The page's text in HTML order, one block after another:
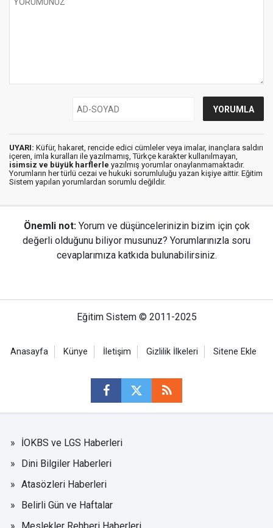
UYARI: Küfür, hakaret, rencide edici cümleler veya imalar, inançlara saldırı
içeren, imla kuralları ile yazılmamış, Türkçe karakter kullanılmayan,
isimsiz ve büyük harflerle yazılmış yorumlar onaylanmamaktadır.
Yorumların her türlü cezai ve hukuki sorumluluğu yazan kişiye aittir. Eğitim
Sistem yapılan yorumlardan sorumlu değildir.
Önemli not: Yorum ve düşüncelerinizin bizim için çok
değerli olduğunu biliyor musunuz? Yorumlarınızla soru
cevaplarımıza katkıda bulunabilirsiniz.
Eğitim Sistem © 2011-2025
Anasayfa Künye İletişim Gizlilik İlkeleri Sitene Ekle
İOKBS ve LGS Haberleri
Dini Bilgiler Haberleri
Atasözleri Haberleri
Belirli Gün ve Haftalar